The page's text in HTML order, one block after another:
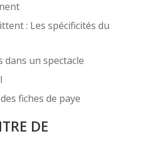
: Les spécificités du
dans un spectacle
fiches de paye
DE